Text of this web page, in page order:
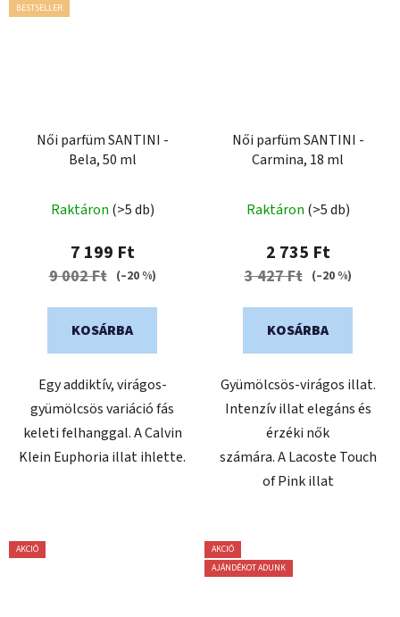
BESTSELLER
Női parfüm SANTINI -
Bela, 50 ml
Raktáron (>5 db)
7 199 Ft
9 002 Ft (–20 %)
KOSÁRBA
Egy addiktív, virágos-
gyümölcsös variáció fás
keleti felhanggal. A Calvin
Klein Euphoria illat ihlette.
Női parfüm SANTINI -
Carmina, 18 ml
Raktáron (>5 db)
2 735 Ft
3 427 Ft (–20 %)
KOSÁRBA
Gyümölcsös-virágos illat.
Intenzív illat elegáns és
érzéki nők
számára. A Lacoste Touch
of Pink illat
AKCIÓ
AKCIÓ
AJÁNDÉKOT ADUNK